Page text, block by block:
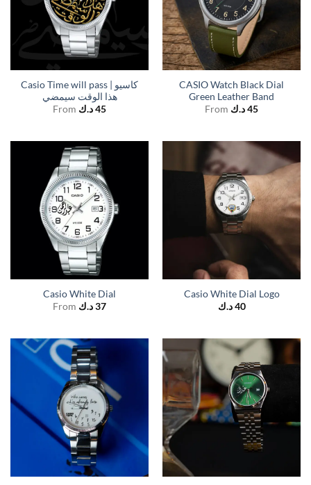
Casio Time will pass | كاسيو
هذا الوقت سيمضي
From
45د.ك
CASIO Watch Black Dial
Green Leather Band
From
45د.ك
Casio White Dial
From
37د.ك
Casio White Dial Logo
40 د.ك